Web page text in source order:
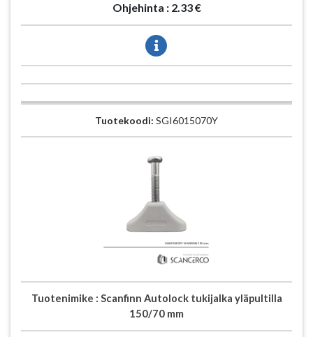
Ohjehinta : 2.33 €
Tuotekoodi: SGI6015070Y
Tuotenimike : Scanfinn Autolock tukijalka yläpultilla
150/70 mm